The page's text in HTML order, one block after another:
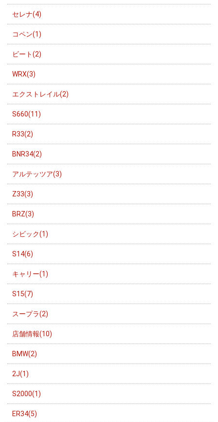
セレナ(4)
コペン(1)
ビート(2)
WRX(3)
エクストレイル(2)
S660(11)
R33(2)
BNR34(2)
アルテッツア(3)
Z33(3)
BRZ(3)
シビック(1)
S14(6)
キャリー(1)
S15(7)
スープラ(2)
店舗情報(10)
BMW(2)
2J(1)
S2000(1)
ER34(5)